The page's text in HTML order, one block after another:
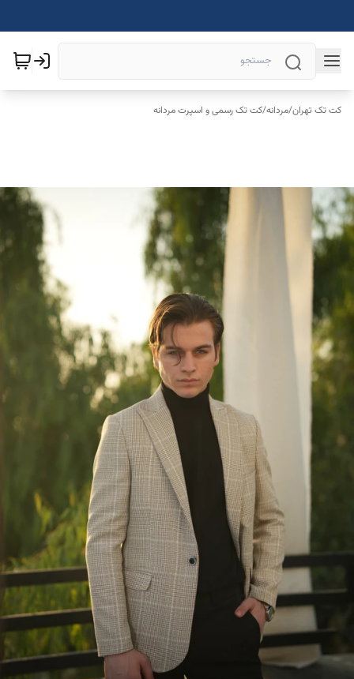
کت تک تهران/مردانه/کت تک رسمی و اسپرت مردانه